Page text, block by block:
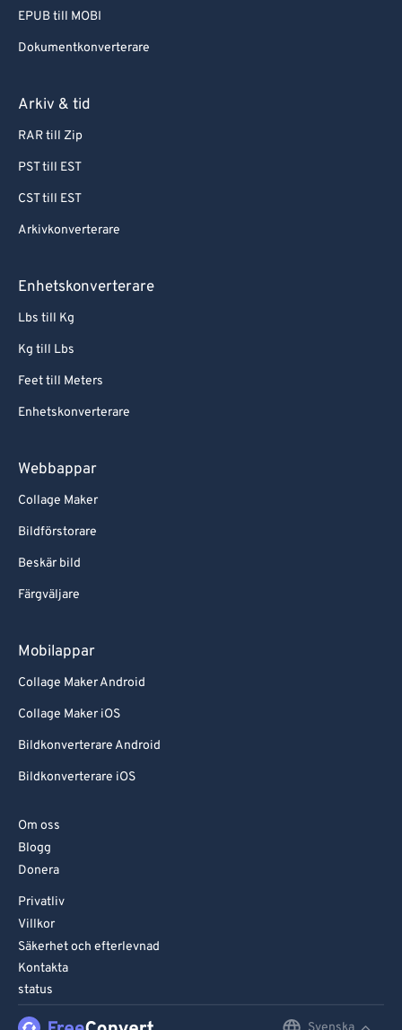
EPUB till MOBI
Dokumentkonverterare
Arkiv & tid
RAR till Zip
PST till EST
CST till EST
Arkivkonverterare
Enhetskonverterare
Lbs till Kg
Kg till Lbs
Feet till Meters
Enhetskonverterare
Webbappar
Collage Maker
Bildförstorare
Beskär bild
Färgväljare
Mobilappar
Collage Maker Android
Collage Maker iOS
Bildkonverterare Android
Bildkonverterare iOS
Om oss
Blogg
Donera
Privatliv
Villkor
Säkerhet och efterlevnad
Kontakta
status